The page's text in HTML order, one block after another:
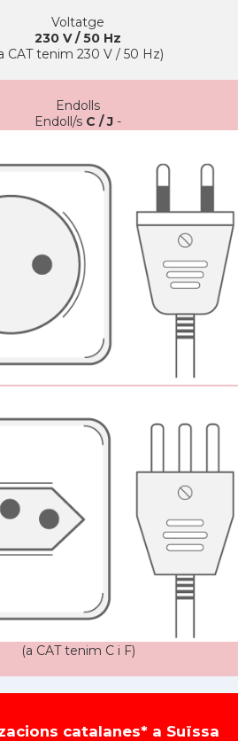
Voltatge
230 V / 50 Hz
CAT tenim 230 V / 50 Hz)
Endolls
Endoll/s C / J -
(a CAT tenim C i F)
catalanes* a Suïssa